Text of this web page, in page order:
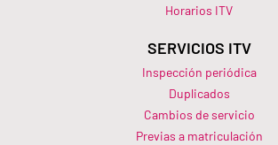
Horarios ITV​
SERVICIOS ITV
Inspección periódica
Duplicados
Cambios de servicio
Previas a matriculación